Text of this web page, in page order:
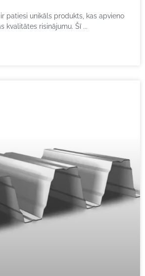
patiesi unikāls produkts, kas apvieno
kvalitātes risinājumu. Šī